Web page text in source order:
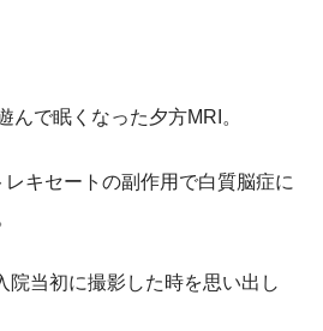
んで眠くなった夕方MRI。
キセートの副作用で白質脳症に
院当初に撮影した時を思い出し